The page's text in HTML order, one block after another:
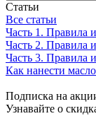
Статьи
Все статьи
Часть 1. Правила
Часть 2. Правила
Часть 3. Правила
Как нанести
Подписка на
Узнавайте о